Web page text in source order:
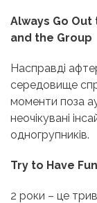
Always Go
and the Group
Насправді
середовище
моменти поза
неочікувані
одногрупників.
Try to Have Fun
2 роки – це